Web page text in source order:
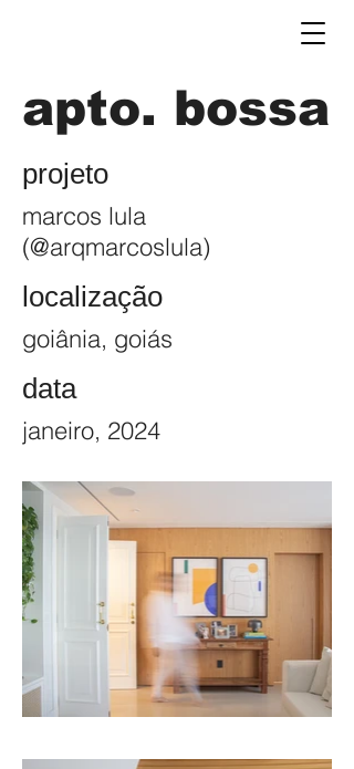
apto. bossa
projeto
marcos lula
(@arqmarcoslula)
localização
goiânia, goiás
data
janeiro, 2024